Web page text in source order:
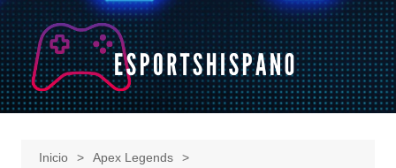
Saltar
al
contenido
Inicio
Apex Legends